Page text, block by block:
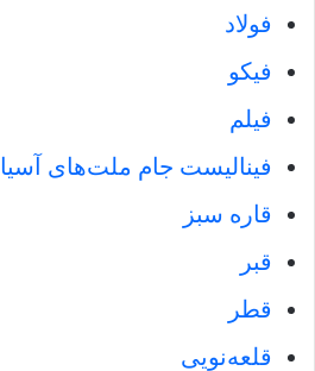
فولاد
فیکو
فیلم
فینالیست جام ملت‌های آسیا
قاره سبز
قبر
قطر
قلعه‌نویی